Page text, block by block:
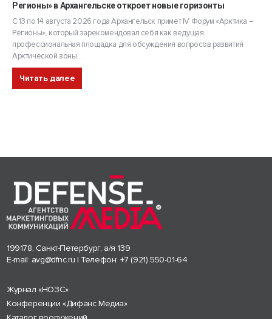
Регионы» в Архангельске откроет новые горизонты
С 13 по 14 августа 2026 года Архангельск примет IV Форум «Арктика –
Регионы», который зарекомендовал себя как ведущая
профессиональная площадка для обсуждения вопросов развития
Арктической зоны...
Читать далее
199178, Санкт-Петербург, а/я 139
E-mail: avg@dfnc.ru | Телефон: +7 (921) 550-01-64
Журнал «НОЗС»
Конференции «Дифанс Медиа»